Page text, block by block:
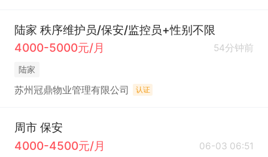
陆家 秩序维护员/保安/监控员+性别不限
4000-5000元/月
54分钟前
陆家
苏州冠鼎物业管理有限公司 认证
周市 保安
4000-4500元/月
06-03 06:51